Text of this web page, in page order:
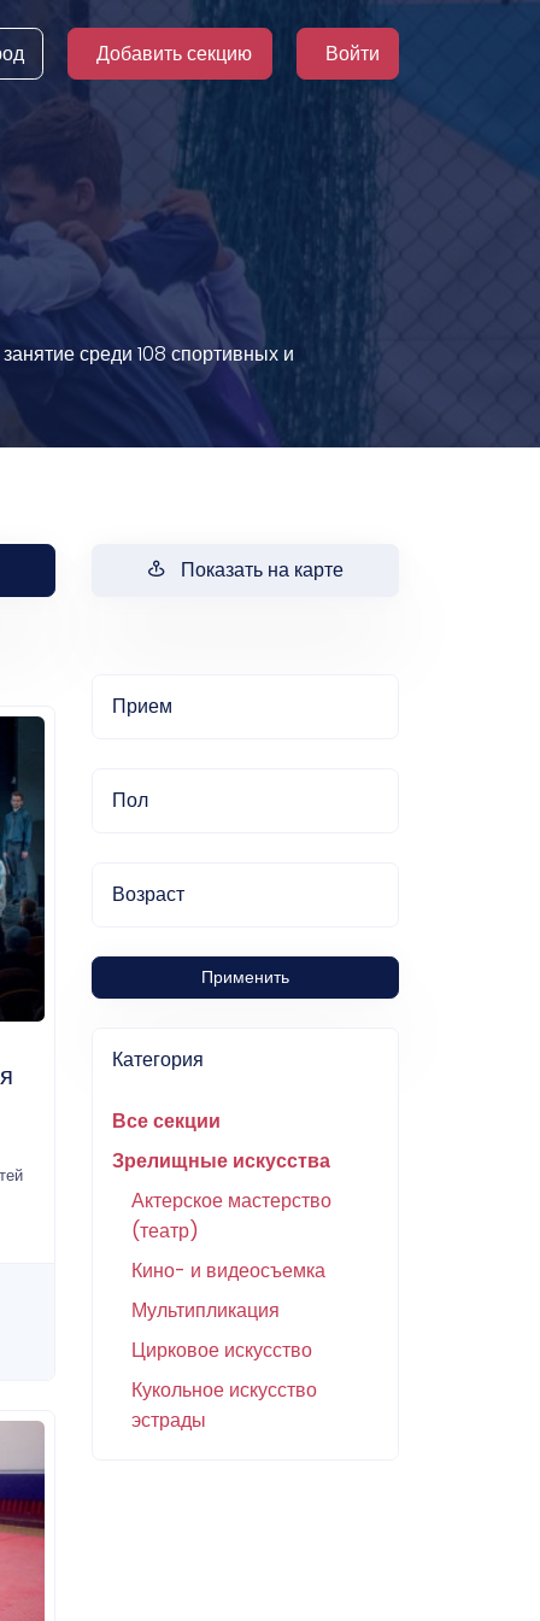
Добавить секцию Войти
среди 108 спортивных и
Показать на карте
Прием
Пол
Возраст
Применить
Категория
Все секции
Зрелищные искусства
Актерское мастерство
(театр)
Кино- и видеосъемка
Мультипликация
Цирковое искусство
Кукольное искусство
эстрады